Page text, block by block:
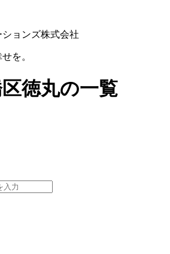
ョンズ株式会社
を。
徳丸の一覧